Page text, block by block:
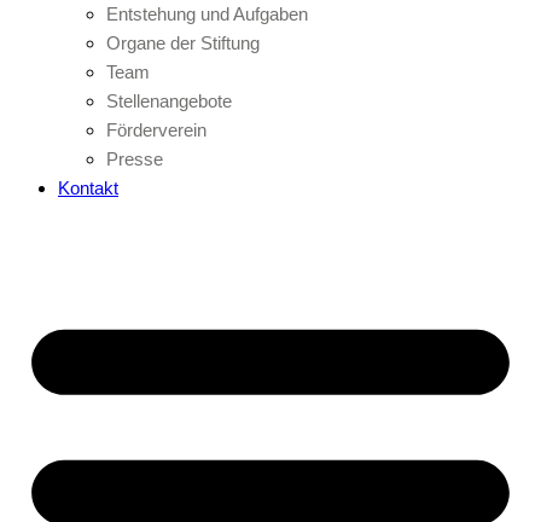
Entstehung und Aufgaben
Organe der Stiftung
Team
Stellenangebote
Förderverein
Presse
Kontakt